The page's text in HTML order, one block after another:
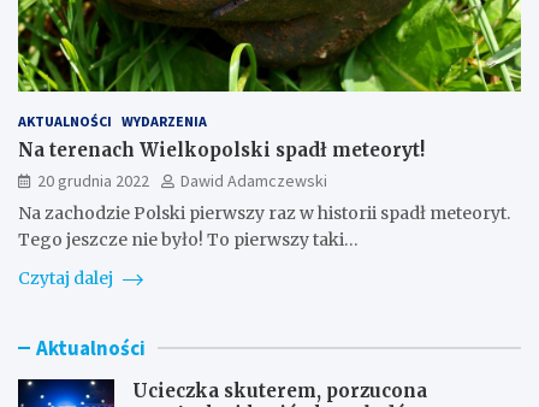
AKTUALNOŚCI WYDARZENIA
Na terenach Wielkopolski spadł meteoryt!
20 grudnia 2022
Dawid Adamczewski
Na zachodzie Polski pierwszy raz w historii spadł meteoryt.
Tego jeszcze nie było! To pierwszy taki…
Czytaj dalej
Aktualności
Ucieczka skuterem, porzucona